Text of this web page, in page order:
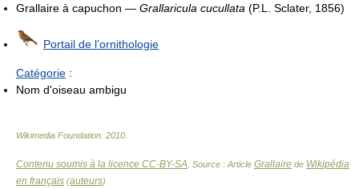
Grallaire à capuchon — Grallaricula cucullata (P.L. Sclater, 1856)
Portail de l’ornithologie
Catégorie :
Nom d'oiseau ambigu
Wikimedia Foundation 2010
Contenu soumis à la licence CC-BY-SA . Source : Article Grallaire de Wikipédia
en français (auteurs)